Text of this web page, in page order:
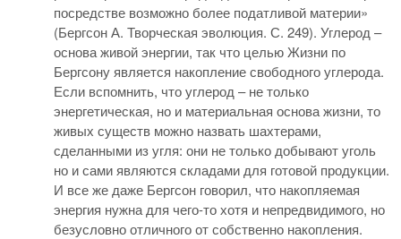
посредстве возможно более податливой материи»
(Бергсон А. Творческая эволюция. С. 249). Углерод –
основа живой энергии, так что целью Жизни по
Бергсону является накопление свободного углерода.
Если вспомнить, что углерод – не только
энергетическая, но и материальная основа жизни, то
живых существ можно назвать шахтерами,
сделанными из угля: они не только добывают уголь
но и сами являются складами для готовой продукции.
И все же даже Бергсон говорил, что накопляемая
энергия нужна для чего-то хотя и непредвидимого, но
безусловно отличного от собственно накопления.